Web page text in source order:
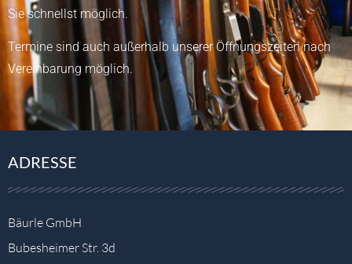
Sie schnellst möglich.
Termine sind auch außerhalb unserer Öffnungszeiten nach
Vereinbarung möglich.
ADRESSE
Bäurle GmbH
Bubesheimer Str. 3d